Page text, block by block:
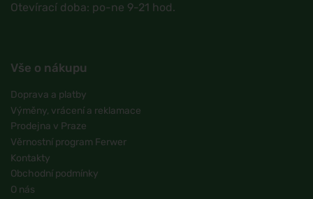
Otevírací doba: po-ne 9-21 hod.
Vše o nákupu
Doprava a platby
Výměny, vrácení a reklamace
Prodejna v Praze
Věrnostní program Ferwer
Kontakty
Obchodní podmínky
O nás